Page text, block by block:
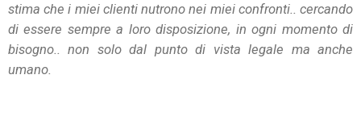
stima che i miei clienti nutrono nei miei confronti.. cercando
di essere sempre a loro disposizione, in ogni momento di
bisogno.. non solo dal punto di vista legale ma anche
umano.